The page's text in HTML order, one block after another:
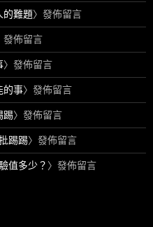
的難題〉發佈留言
發佈留言
〉發佈留言
的事〉發佈留言
踢〉發佈留言
踢踢〉發佈留言
值多少？ 〉發佈留言